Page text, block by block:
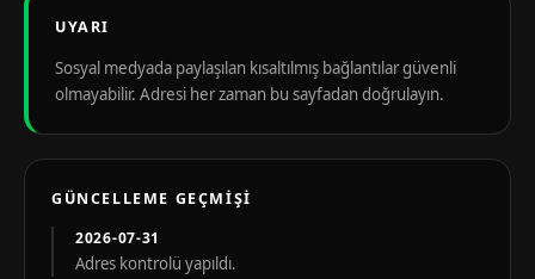
UYARI
Sosyal medyada paylaşılan kısaltılmış bağlantılar güvenli
olmayabilir. Adresi her zaman bu sayfadan doğrulayın.
GÜNCELLEME GEÇMIŞI
2026-07-31
Adres kontrolü yapıldı.